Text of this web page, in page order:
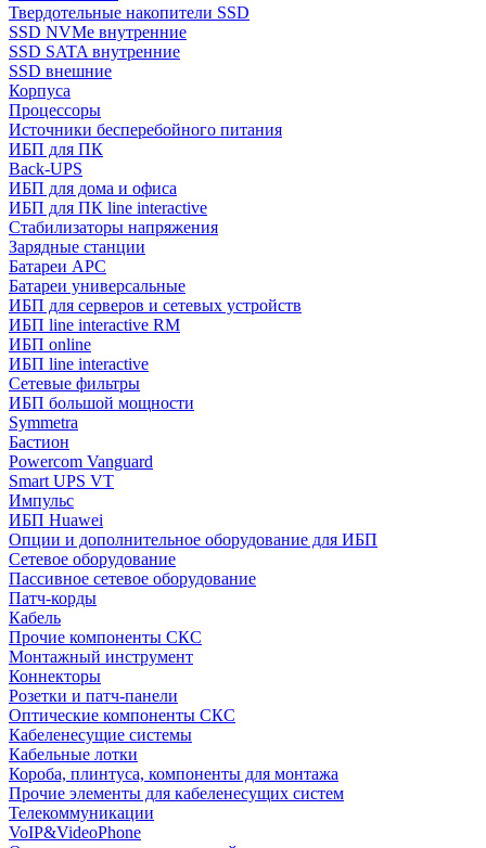
Твердотельные накопители SSD
SSD NVMe внутренние
SSD SATA внутренние
SSD внешние
Корпуса
Процессоры
Источники бесперебойного питания
ИБП для ПК
Back-UPS
ИБП для дома и офиса
ИБП для ПК linе interactive
Стабилизаторы напряжения
Зарядные станции
Батареи APC
Батареи универсальные
ИБП для серверов и сетевых устройств
ИБП line interactive RM
ИБП online
ИБП linе interactive
Сетевые фильтры
ИБП большой мощности
Symmetra
Бастион
Powercom Vanguard
Smart UPS VT
Импульс
ИБП Huawei
Опции и дополнительное оборудование для ИБП
Сетевое оборудование
Пассивное сетевое оборудование
Патч-корды
Кабель
Прочие компоненты СКС
Монтажный инструмент
Коннекторы
Розетки и патч-панели
Оптические компоненты СКС
Кабеленесущие системы
Кабельные лотки
Короба, плинтуса, компоненты для монтажа
Прочие элементы для кабеленесущих систем
Телекоммуникации
VoIP&VideoPhone